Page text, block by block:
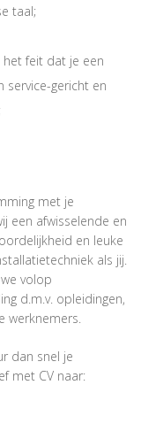
taal;
het feit dat je een
service-gericht en
met je
een afwisselende en
en leuke
als jij.
volop
d.m.v. opleidingen,
werknemers.
dan snel je
met CV naar: